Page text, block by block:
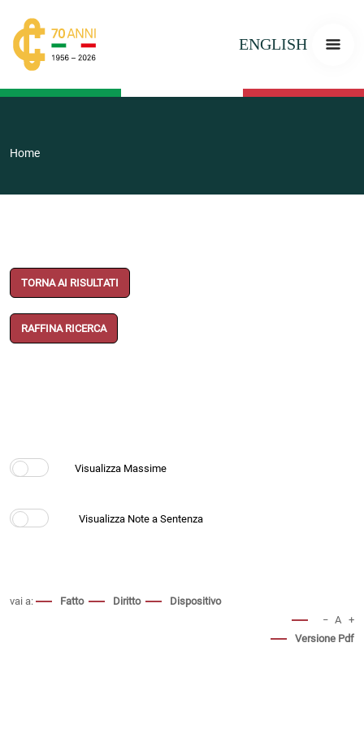
ENGLISH
Home
TORNA AI RISULTATI
RAFFINA RICERCA
vai a: Fatto Diritto
Dispositivo
− A +
Versione Pdf